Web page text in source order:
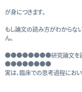
が身につきます。
もし論文の読み方がわからな
ん。
●●●●●●●●研究論文を読む
●●●●●●●●
実は、臨床での思考過程にお